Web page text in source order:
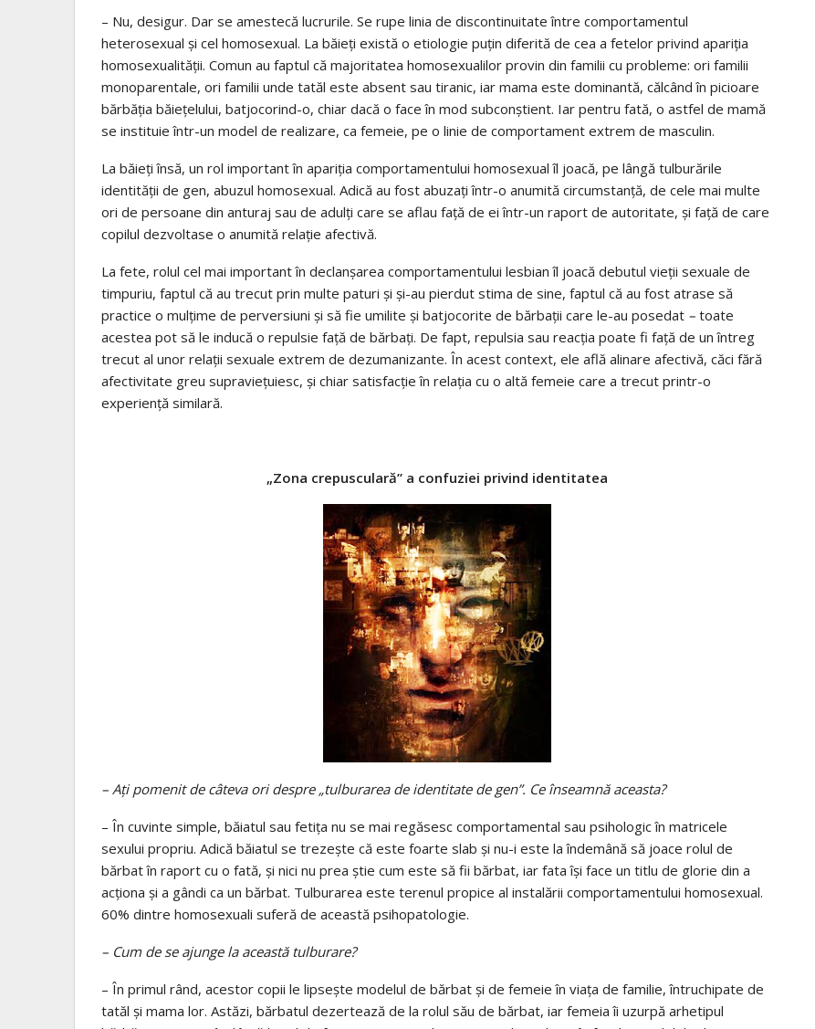
– Nu, desigur. Dar se amestecă lucrurile. Se rupe linia de discontinuitate între comportamentul
heterosexual şi cel homosexual. La băieţi există o etiologie puţin diferită de cea a fetelor privind apariţia
homosexualităţii. Comun au faptul că majoritatea homosexualilor provin din familii cu probleme: ori familii
monoparentale, ori familii unde tatăl este absent sau tiranic, iar mama este dominantă, călcând în picioare
bărbăţia băieţelului, batjocorind-o, chiar dacă o face în mod subconştient. Iar pentru fată, o astfel de mamă
se instituie într-un model de realizare, ca femeie, pe o linie de comportament extrem de masculin.
La băieţi însă, un rol important în apariţia comportamentului homosexual îl joacă, pe lângă tulburările
identităţii de gen, abuzul homosexual. Adică au fost abuzaţi într-o anumită circumstanţă, de cele mai multe
ori de persoane din anturaj sau de adulţi care se aflau faţă de ei într-un raport de autoritate, şi faţă de care
copilul dezvoltase o anumită relaţie afectivă.
La fete, rolul cel mai important în declanşarea comportamentului lesbian îl joacă debutul vieţii sexuale de
timpuriu, faptul că au trecut prin multe paturi şi şi-au pierdut stima de sine, faptul că au fost atrase să
practice o mulţime de perversiuni şi să fie umilite şi batjocorite de bărbaţii care le-au posedat – toate
acestea pot să le inducă o repulsie faţă de bărbaţi. De fapt, repulsia sau reacţia poate fi faţă de un întreg
trecut al unor relaţii sexuale extrem de dezumanizante. În acest context, ele află alinare afectivă, căci fără
afectivitate greu supravieţuiesc, şi chiar satisfacţie în relaţia cu o altă femeie care a trecut printr-o
experienţă similară.
„Zona crepusculară” a confuziei privind identitatea
– Aţi pomenit de câteva ori despre „tulburarea de identitate de gen”. Ce înseamnă aceasta?
– În cuvinte simple, băiatul sau fetiţa nu se mai regăsesc comportamental sau psihologic în matricele
sexului propriu. Adică băiatul se trezeşte că este foarte slab şi nu-i este la îndemână să joace rolul de
bărbat în raport cu o fată, şi nici nu prea ştie cum este să fii bărbat, iar fata îşi face un titlu de glorie din a
acţiona şi a gândi ca un bărbat. Tulburarea este terenul propice al instalării comportamentului homosexual.
60% dintre homosexuali suferă de această psihopatologie.
– Cum de se ajunge la această tulburare?
– În primul rând, acestor copii le lipseşte modelul de bărbat şi de femeie în viaţa de familie, întruchipate de
tatăl şi mama lor. Astăzi, bărbatul dezertează de la rolul său de bărbat, iar femeia îi uzurpă arhetipul